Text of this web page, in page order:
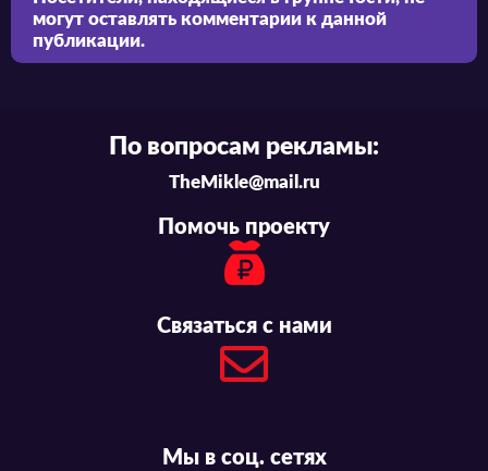
могут оставлять комментарии к данной
публикации.
По вопросам рекламы:
TheMikle@mail.ru
Помочь проекту
Связаться с нами
Мы в соц. сетях